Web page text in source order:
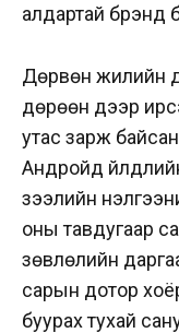
алдартай брэнд
Дөрвөн жилийн
дөрөөн дээр
утас зарж
Андройд
зээлийн
оны тавдугаар
зөвлөлийн
сарын дотор
буурах тухай